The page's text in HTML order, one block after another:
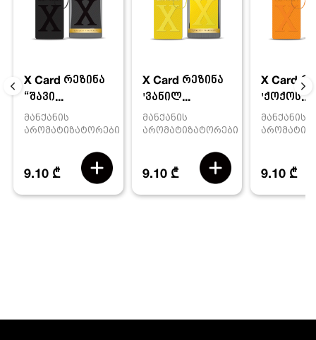
X Card რეზინა
“შავი...
მანქანის
არომატიზატორები
9.10 ₾
X Card რეზინა
'ვანილ...
მანქანის
არომატიზატორები
9.10 ₾
X Card
'ქოქოს...
მანქანის
9.10 ₾